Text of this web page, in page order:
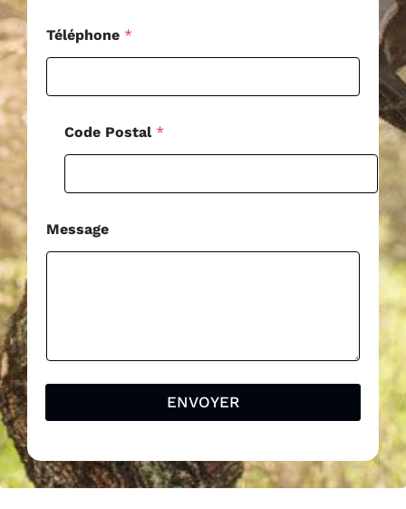
Téléphone *
Code Postal *
Message
ENVOYER